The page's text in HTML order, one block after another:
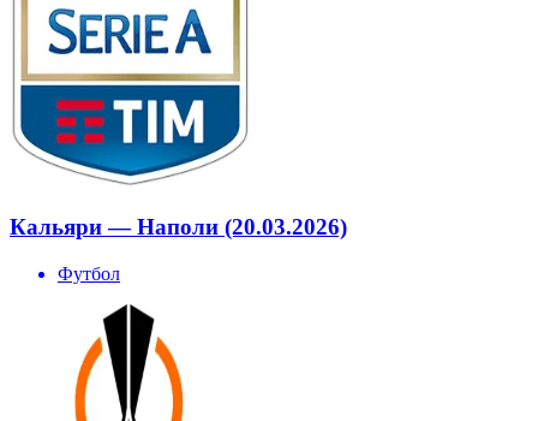
Кальяри — Наполи (20.03.2026)
Футбол